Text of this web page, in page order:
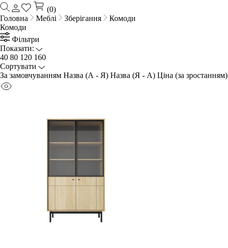
(0)
Головна
Меблі Зберігання
Комоди
Комоди
Фільтри
Показати:
40 80 120 160
Сортувати
За замовчуванням Назва (А - Я) Назва (Я - А) Ціна (за зростанням)